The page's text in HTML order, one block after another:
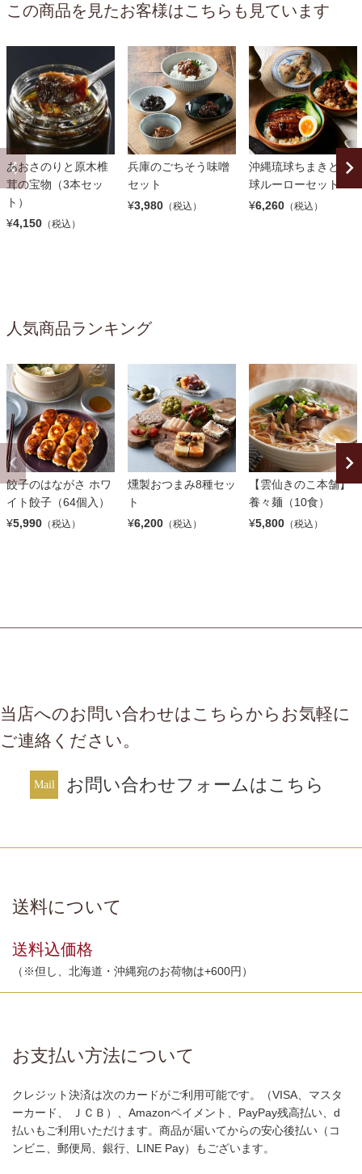
この商品を見たお客様はこちらも見ています
あおさのりと原木椎
茸の宝物（3本セッ
ト）
¥4,150 （税込）
兵庫のごちそう味噌
セット
¥3,980 （税込）
沖縄琉球ちまきと琉
球ルーローセット
¥6,260 （税込）
人気商品ランキング
餃子のはながさ ホワ
イト餃子（64個入）
¥5,990 （税込）
燻製おつまみ8種セッ
ト
¥6,200 （税込）
【雲仙きのこ本舗】
養々麺（10食）
¥5,800 （税込）
当店へのお問い合わせはこちらからお気軽に
ご連絡ください。
お問い合わせフォームはこちら
送料について
送料込価格
（※但し、北海道・沖縄宛のお荷物は+600円）
お支払い方法について
クレジット決済は次のカードがご利用可能です。（VISA、マスタ
ーカード、 ＪＣＢ）、Amazonペイメント、PayPay残高払い、d
払いもご利用いただけます。商品が届いてからの安心後払い（コ
ンビニ、郵便局、銀行、LINE Pay）もございます。